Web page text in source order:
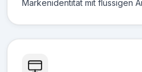
Markenidentität mit flüssigen